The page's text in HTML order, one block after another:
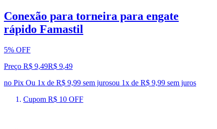
Conexão para torneira para engate
rápido Famastil
5% OFF
Preço R$ 9,49R$ 9,49
no Pix Ou 1x de R$ 9,99 sem jurosou 1x de R$ 9,99 sem juros
Cupom R$ 10 OFF